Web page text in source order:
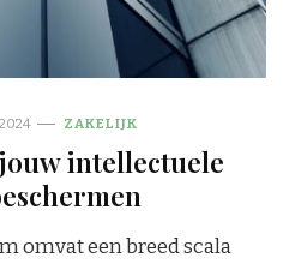
ZAKELIJK
intellectuele
omvat een breed scala